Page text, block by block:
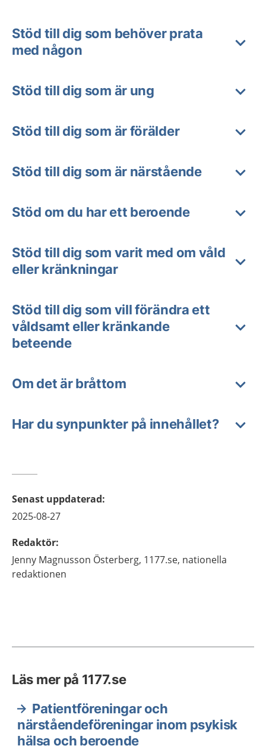
Stöd till dig som behöver prata
med någon
Stöd till dig som är ung
Stöd till dig som är förälder
Stöd till dig som är närstående
Stöd om du har ett beroende
Stöd till dig som varit med om våld
eller kränkningar
Stöd till dig som vill förändra ett
våldsamt eller kränkande
beteende
Om det är bråttom
Har du synpunkter på innehållet?
Senast uppdaterad:
2025-08-27
Redaktör:
Jenny Magnusson Österberg, 1177.se, nationella
redaktionen
Läs mer på 1177.se
Patientföreningar och
närståendeföreningar inom psykisk
hälsa och beroende